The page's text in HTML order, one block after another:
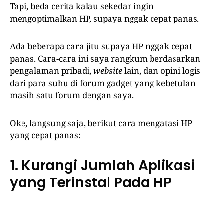
Tapi, beda cerita kalau sekedar ingin
mengoptimalkan HP, supaya nggak cepat panas.
Ada beberapa cara jitu supaya HP nggak cepat
panas. Cara-cara ini saya rangkum berdasarkan
pengalaman pribadi,websitelain, dan opini logis
dari para suhu di forum gadget yang kebetulan
masih satu forum dengan saya.
Oke, langsung saja, berikut cara mengatasi HP
yang cepat panas:
1. Kurangi Jumlah Aplikasi
yang Terinstal Pada HP